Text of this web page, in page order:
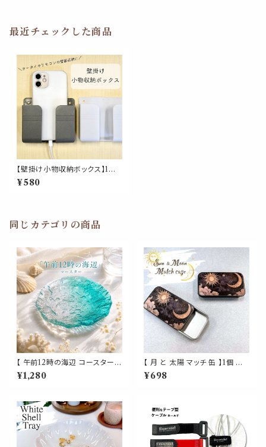
最近チェックした商品
【壁掛け小物収納ボックス】1個
全3色 プラスチック リモコン ケ
ータイ 粘着シール 両面テープ
¥580
同じカテゴリの商品
【 午前12時の海辺 コースター】
ガラス グラデーション 海 夏 お
しゃれ 涼しげデザイン 透明 ク
ー トレイ 小物置き インテリア
ギフト プレゼント 贈り物 お祝い
新築祝い かわいい キッチン
¥1,280
【 月 と 太陽 マッチ 缶 】1個 ブラ
ック スライド式 タブレット ブリ
キ缶 マッチストライカー付き ア
ルケース サプリメント キャンデ
ィケース 小物入れ 携帯用 コン
テナ 薄型 収納 ケース おしゃれ
¥698